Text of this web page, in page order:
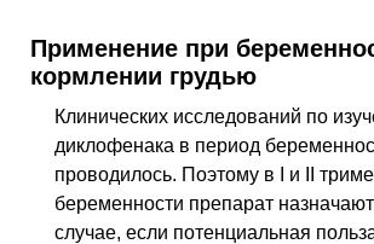
Применение при
кормлении грудью
Клинических исследований по
диклофенака в период
проводилось. Поэтому в I и II
беременности препарат
случае, если потенциальная